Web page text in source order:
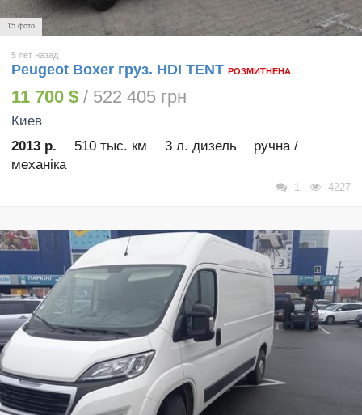
15 фото
5 лет назад
Peugeot Boxer груз. HDI TENT РОЗМИТНЕНА
11 700 $ / 522 405 грн
Киев
2013 р.
510 тыс. км 3 л. дизель
ручна /
механіка
1 4227